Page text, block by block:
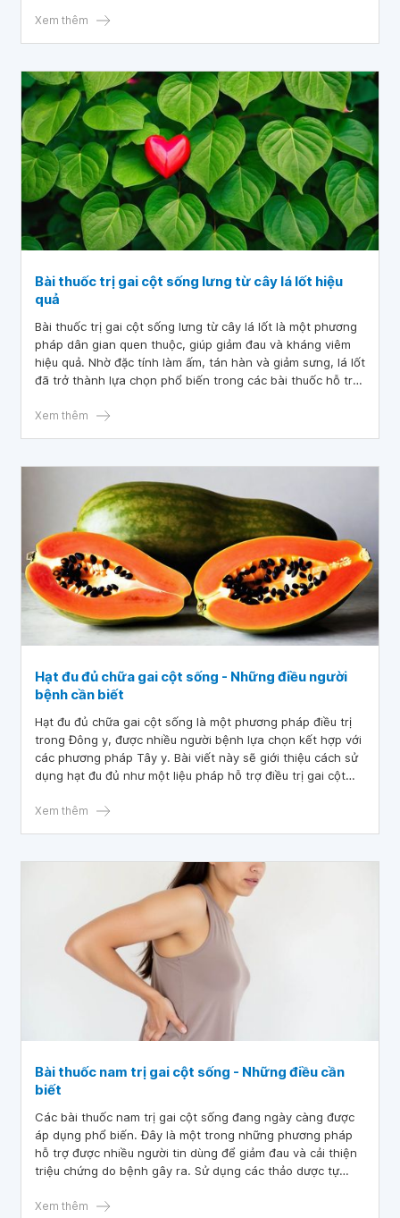
đau lưng, cứng khớp và khó khăn trong vận động.
Xem thêm
Bài thuốc trị gai cột sống lưng từ cây lá lốt hiệu
quả
Bài thuốc trị gai cột sống lưng từ cây lá lốt là một phương
pháp dân gian quen thuộc, giúp giảm đau và kháng viêm
hiệu quả. Nhờ đặc tính làm ấm, tán hàn và giảm sưng, lá lốt
đã trở thành lựa chọn phổ biến trong các bài thuốc hỗ trợ
lưng.
Xem thêm
Hạt đu đủ chữa gai cột sống - Những điều người
bệnh cần biết
Hạt đu đủ chữa gai cột sống là một phương pháp điều trị
trong Đông y, được nhiều người bệnh lựa chọn kết hợp với
các phương pháp Tây y. Bài viết này sẽ giới thiệu cách sử
dụng hạt đu đủ như một liệu pháp hỗ trợ điều trị gai cột
những ai đang tìm kiếm phương pháp điều trị không dùng
Xem thêm
Bài thuốc nam trị gai cột sống - Những điều cần
biết
Các bài thuốc nam trị gai cột sống đang ngày càng được
áp dụng phổ biến. Đây là một trong những phương pháp
hỗ trợ được nhiều người tin dùng để giảm đau và cải thiện
triệu chứng do bệnh gây ra. Sử dụng các thảo dược tự
mỏi và tăng cường sức khỏe cột sống.
Xem thêm